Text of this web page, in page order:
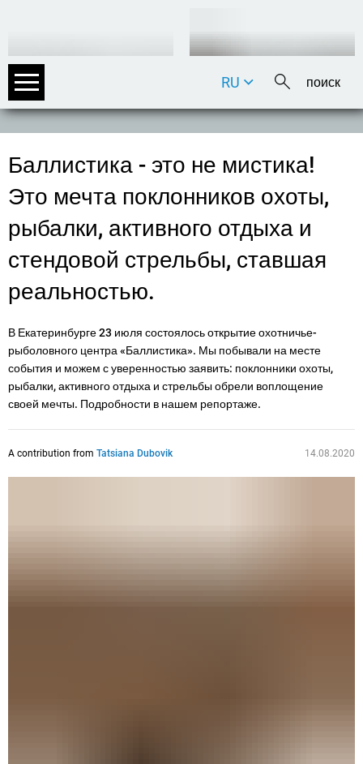
DE
IT
RU
Баллистика - это не мистика!
Это мечта поклонников охоты,
рыбалки, активного отдыха и
стендовой стрельбы, ставшая
реальностью.
В Екатеринбурге 23 июля состоялось открытие охотничье-
рыболовного центра «Баллистика». Мы побывали на месте
события и можем с уверенностью заявить: поклонники охоты,
рыбалки, активного отдыха и стрельбы обрели воплощение
своей мечты. Подробности в нашем репортаже.
A contribution from Tatsiana Dubovik 14.08.2020